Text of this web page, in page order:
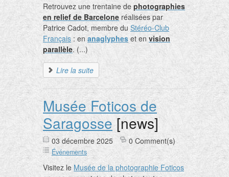
Retrouvez une trentaine de photographies
en relief de Barcelone réalisées par
Patrice Cadot, membre duStéréo-Club
Français : en anaglypheset en vision
parallèle. (...)
Lire la suite
Musée Foticos de
Saragosse [news]
03 décembre 2025 0 Comment(s)
Événements
Visitez le Musée de la photographie Foticos